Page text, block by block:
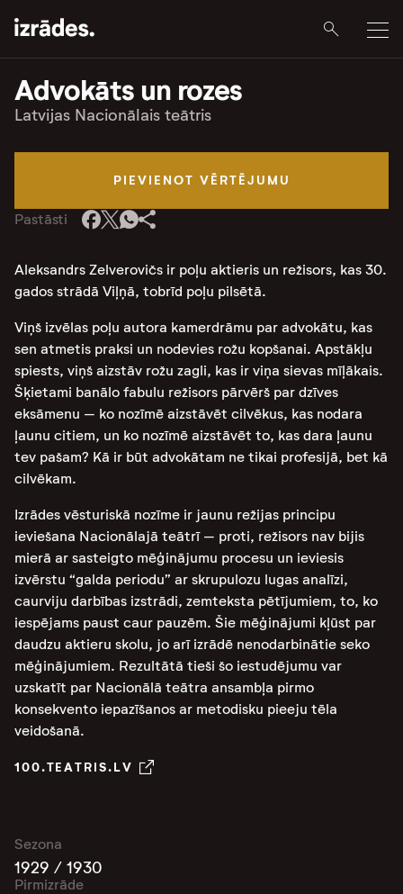
Advokāts un rozes
Latvijas Nacionālais teātris
PIEVIENOT VĒRTĒJUMU
Pastāsti
Aleksandrs Zelverovičs ir poļu aktieris un režisors, kas 30.
gados strādā Viļņā, tobrīd poļu pilsētā.
Viņš izvēlas poļu autora kamerdrāmu par advokātu, kas
sen atmetis praksi un nodevies rožu kopšanai. Apstākļu
spiests, viņš aizstāv rožu zagli, kas ir viņa sievas mīļākais.
Šķietami banālo fabulu režisors pārvērš par dzīves
eksāmenu – ko nozīmē aizstāvēt cilvēkus, kas nodara
ļaunu citiem, un ko nozīmē aizstāvēt to, kas dara ļaunu
tev pašam? Kā ir būt advokātam ne tikai profesijā, bet kā
cilvēkam.
Izrādes vēsturiskā nozīme ir jaunu režijas principu
ieviešana Nacionālajā teātrī – proti, režisors nav bijis
mierā ar sasteigto mēģinājumu procesu un ieviesis
izvērstu “galda periodu” ar skrupulozu lugas analīzi,
caurviju darbības izstrādi, zemteksta pētījumiem, to, ko
iespējams paust caur pauzēm. Šie mēģinājumi kļūst par
daudzu aktieru skolu, jo arī izrādē nenodarbinātie seko
mēģinājumiem. Rezultātā tieši šo iestudējumu var
uzskatīt par Nacionālā teātra ansambļa pirmo
konsekvento iepazīšanos ar metodisku pieeju tēla
veidošanā.
100.TEATRIS.LV
Sezona
1929 / 1930
Pirmizrāde